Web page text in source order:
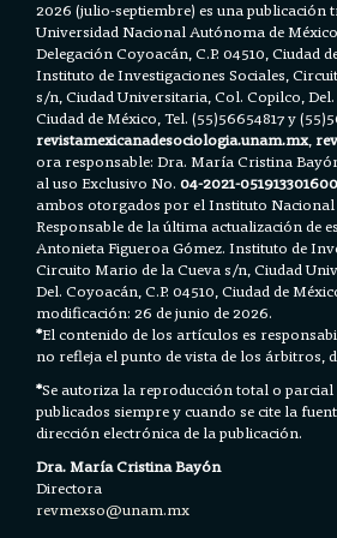
2026 (julio-septiembre) es una
Universidad Nacional Autónoma de
Delegación Coyoacán, C.P. 04510, Ciudad
Instituto de Investigaciones Sociales,
s/n, Ciudad Universitaria, Col. Copilco, Del.
Ciudad de México, Tel. (55)56654817 y
revistamexicanadesociologia.unam.mx,
ora responsable: Dra. María Cristina
al uso Exclusivo No.04-2021-
ambos otorgados por el Instituto Nacional
Responsable de la última actualización de
Antonieta Figueroa Gómez. Instituto de
Circuito Mario de la Cueva s/n, Ciudad
Del. Coyoacán, C.P. 04510, Ciudad de
modificación: 26 de junio de 2026.
*El contenido de los artículos es
no refleja el punto de vista de los árbitros,
*Se autoriza la reproducción total o
publicados siempre y cuando se cite la
dirección electrónica de la publicación.
Dra. María Cristina Bayón
Directora
revmexso@unam.mx